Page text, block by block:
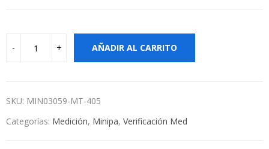
AÑADIR AL CARRITO
SKU: MIN03059-MT-405
Categorías: Medición, Minipa, Verificación Med